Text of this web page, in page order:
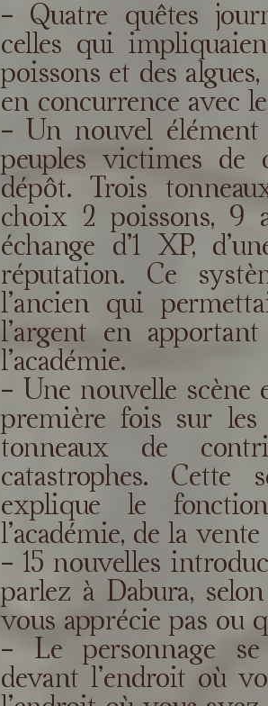
- Quatre quêtes
celles qui
poissons et des
en concurrence avec
- Un nouvel élément
peuples victimes de
dépôt. Trois
choix 2 poissons, 9
échange d’1 XP,
réputation. Ce
l’ancien qui
l’argent en
l’académie.
- Une nouvelle scène
première fois sur
tonneaux de
catastrophes. Cette
explique le
l’académie, de la
- 15 nouvelles
parlez à Dabura,
vous apprécie pas ou
- Le personnage se
devant l’endroit où